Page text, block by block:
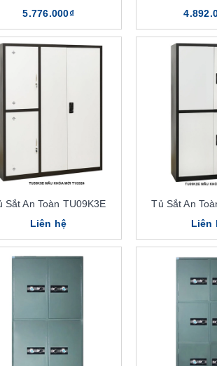
5.776.000₫
Sắt An Toàn TU09K3E
Liên hệ
Tủ Sắt An
Liên